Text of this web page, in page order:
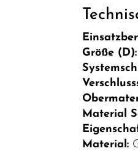
Größe (D):
Material
Material: